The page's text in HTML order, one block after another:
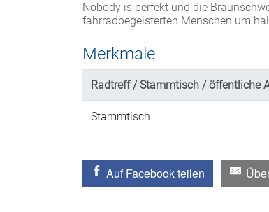
Nobody is perfekt und die
fahrradbegeisterten Menschen um
Merkmale
Radtreff / Stammtisch / öffentliche
Stammtisch
Auf Facebook teilen